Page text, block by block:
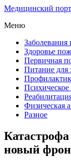
Медицинский
Меню
Заболевания
Здоровье
Первичная
Питание для
Психическое
Физическая
Разное
новый